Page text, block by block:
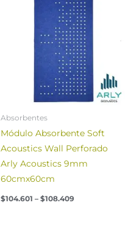
Absorbentes
Módulo Absorbente Soft
Acoustics Wall Perforado
Arly Acoustics 9mm
60cmx60cm
$104.601 – $108.409
through
$108.409